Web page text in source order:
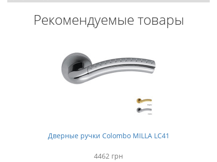
Рекомендуемые товары
Дверные ручки Colombo MILLA LC41
4462 грн